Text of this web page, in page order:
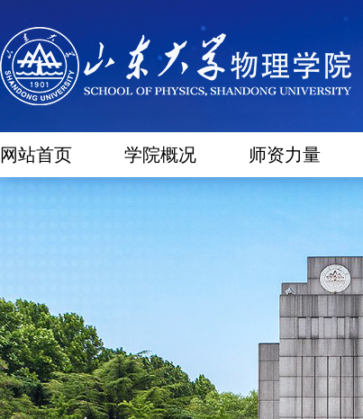
网站首页 学院概况 师资力量